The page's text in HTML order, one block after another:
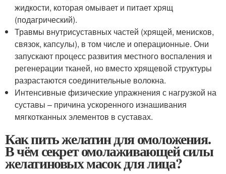
жидкости, которая омывает и питает хрящ
(подагрический).
Травмы внутрисуставных частей (хрящей, менисков,
связок, капсулы), в том числе и операционные. Они
запускают процесс развития местного воспаления и
регенерации тканей, но вместо хрящевой структуры
разрастаются соединительные волокна.
Интенсивные физические упражнения с нагрузкой на
суставы – причина ускоренного изнашивания
мягкотканных элементов в суставах.
Как пить желатин для омоложения.
В чём секрет омолаживающей силы
желатиновых масок для лица?